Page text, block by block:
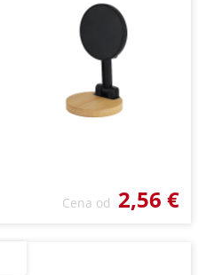
Cena od 2,56 €